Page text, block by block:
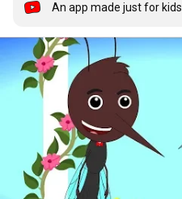
An app made just for kids